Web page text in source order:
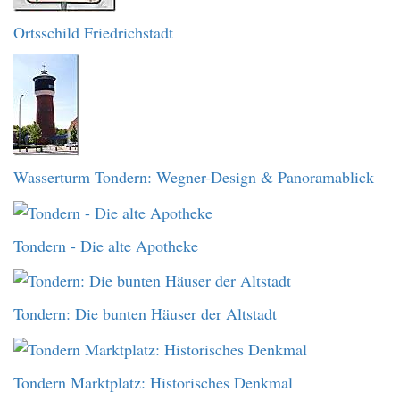
Ortsschild Friedrichstadt
Wasserturm Tondern: Wegner-Design & Panoramablick
Tondern - Die alte Apotheke
Tondern: Die bunten Häuser der Altstadt
Tondern Marktplatz: Historisches Denkmal